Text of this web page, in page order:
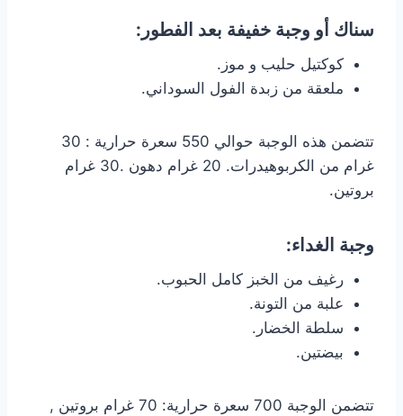
سناك أو وجبة خفيفة بعد الفطور:
كوكتيل حليب و موز.
ملعقة من زبدة الفول السوداني.
تتضمن هذه الوجبة حوالي 550 سعرة حرارية : 30
غرام من الكربوهيدرات. 20 غرام دهون .30 غرام
بروتين.
وجبة الغداء:
رغيف من الخبز كامل الحبوب.
علبة من التونة.
سلطة الخضار.
بيضتين.
تتضمن الوجبة 700 سعرة حرارية: 70 غرام بروتين ,